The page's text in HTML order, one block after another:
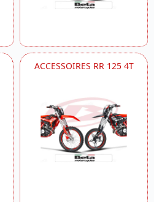
ACCESSOIRES RR 125 4T